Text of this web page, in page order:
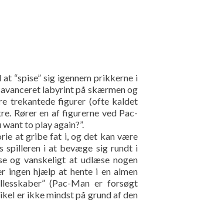
“spise” sig igennem prikkerne i
labyrint på skærmen og
trekantede figurer (ofte kaldet
Rører en af figurerne ved Pac-
to play again?”.
at gribe fat i, og det kan være
spilleren i at bevæge sig rundt i
og vanskeligt at udlæse nogen
ingen hjælp at hente i en almen
(Pac-Man er forsøgt
er ikke mindst på grund af den